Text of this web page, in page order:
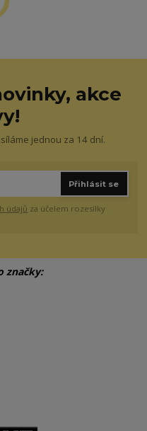
akce
jednou za 14 dní.
Přihlásit se
údajů za účelem rozesílky
značky: